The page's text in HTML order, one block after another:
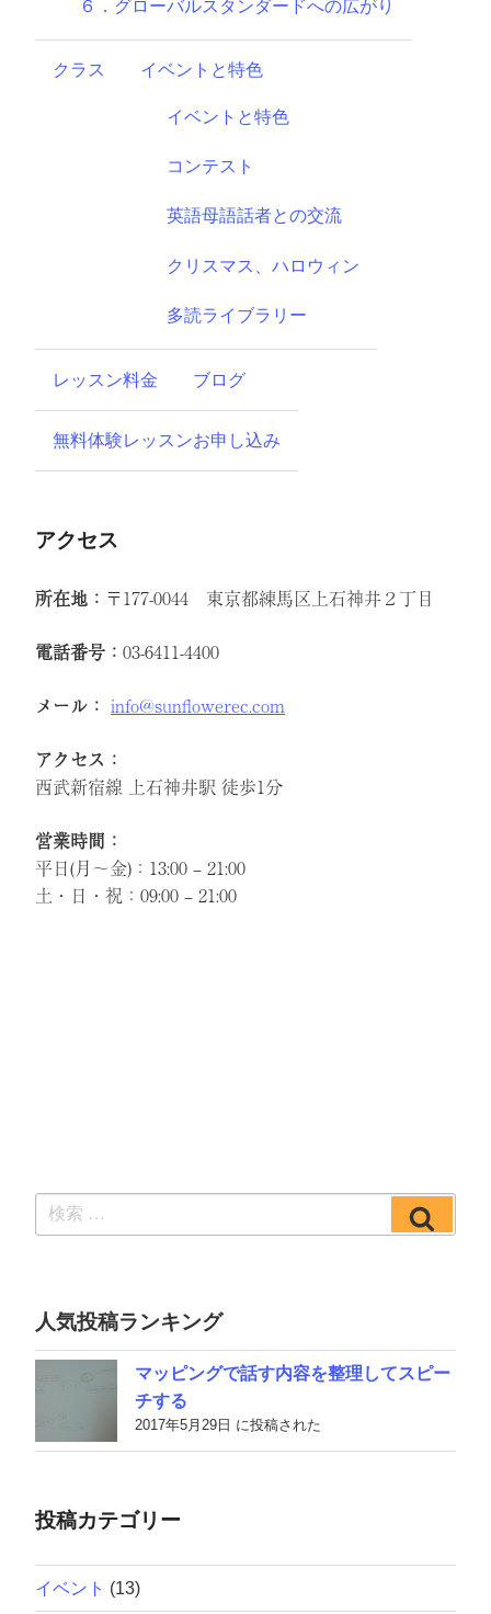
６．グローバルスタンダードへの広がり
クラス イベントと特色
イベントと特色
コンテスト
英語母語話者との交流
クリスマス、ハロウィン
多読ライブラリー
レッスン料金 ブログ
無料体験レッスンお申し込み
アクセス
所在地： 〒177-0044 東京都練馬区上石神井２丁目
電話番号： 03-6411-4400
メール： info@sunflowerec.com
アクセス：
西武新宿線 上石神井駅 徒歩1分
営業時間：
平日(月～金)：13:00 – 21:00
土・日・祝：09:00 – 21:00
検
索:
人気投稿ランキング
マッピングで話す内容を整理してスピー
チする
2017年5月29日 に投稿された
投稿カテゴリー
イベント (13)